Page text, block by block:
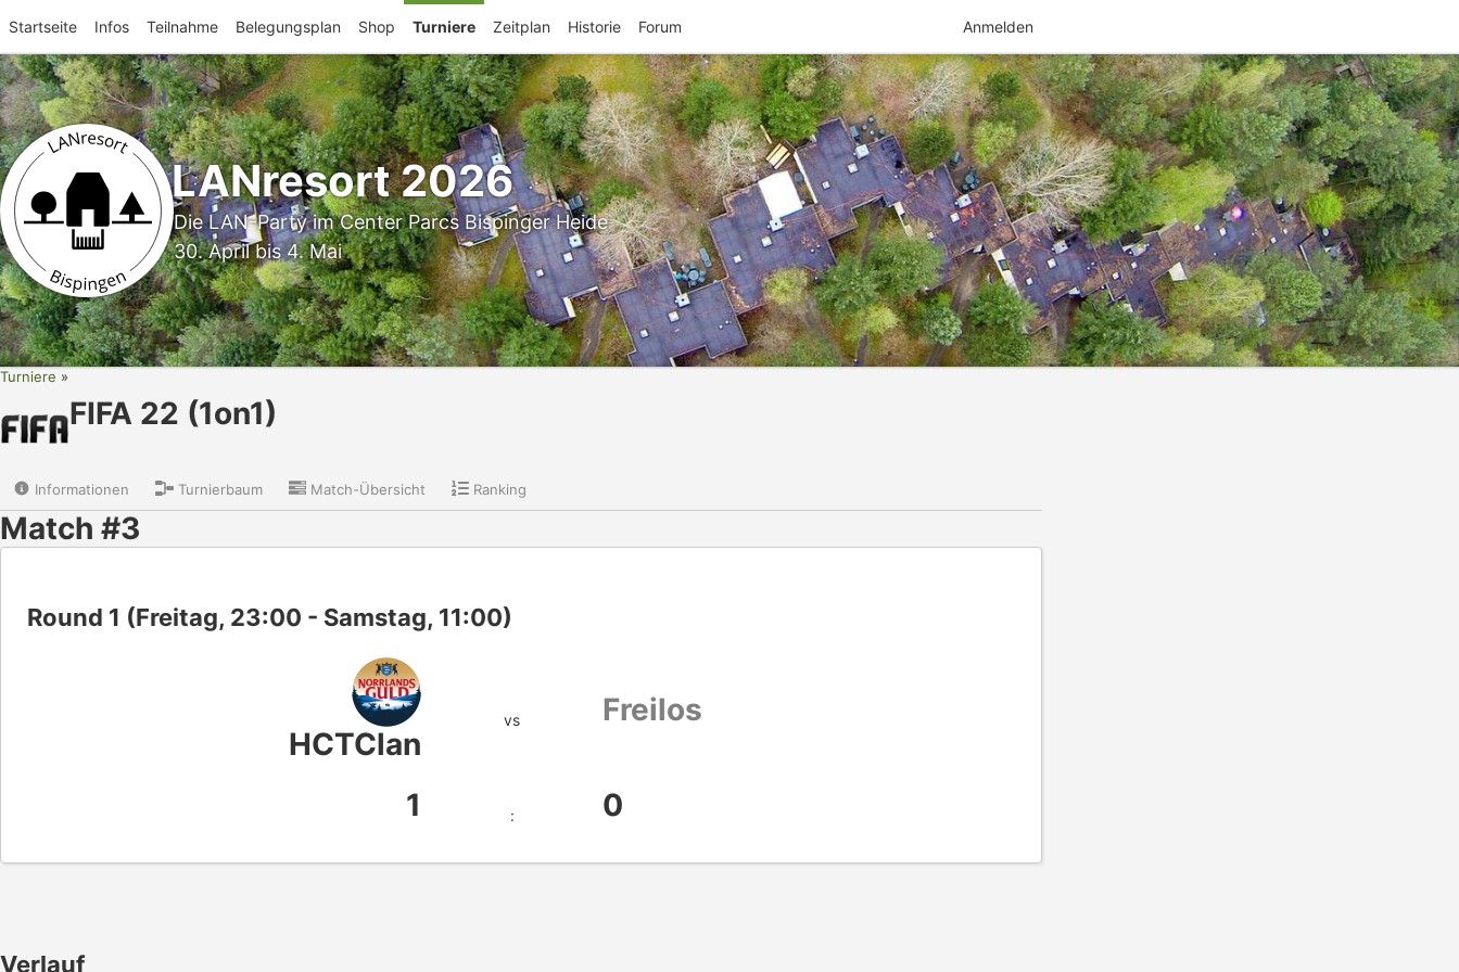
Startseite Infos Teilnahme Belegungsplan Shop Turniere Zeitplan Historie Forum Anmelden
LANresort 2026
Die LAN-Party im Center Parcs Bispinger Heide
30. April bis 4. Mai
Turniere
FIFA 22 (1on1)
Informationen Turnierbaum Match-Übersicht Ranking
Match #3
Round 1 (Freitag, 23:00 - Samstag, 11:00)
HCTClan
vs Freilos
1 : 0
Verlauf